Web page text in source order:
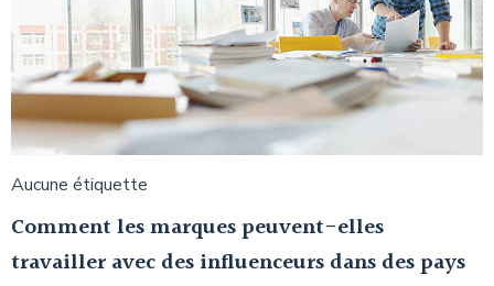
Aucune étiquette
Comment les marques peuvent-elles
travailler avec des influenceurs dans des pays